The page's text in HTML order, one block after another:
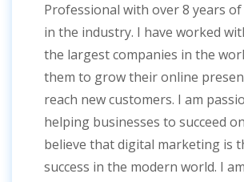
Professional with over 8 years
in the industry. I have worked
the largest companies in the
them to grow their online
reach new customers. I am
helping businesses to succeed
believe that digital marketing is
success in the modern world. I